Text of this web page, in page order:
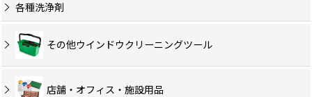
各種洗浄剤
その他ウインドウクリーニングツール
店舗・オフィス・施設用品